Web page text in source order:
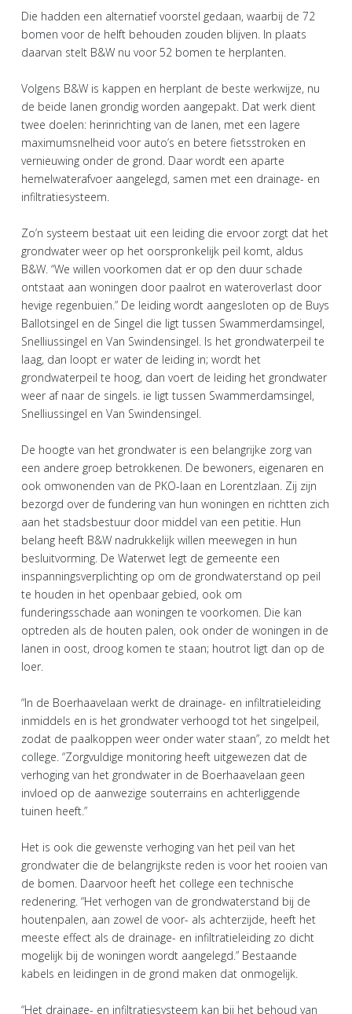
Die hadden een alternatief voorstel gedaan, waarbij de 72
bomen voor de helft behouden zouden blijven. In plaats
daarvan stelt B&W nu voor 52 bomen te herplanten.
Volgens B&W is kappen en herplant de beste werkwijze, nu
de beide lanen grondig worden aangepakt. Dat werk dient
twee doelen: herinrichting van de lanen, met een lagere
maximumsnelheid voor auto’s en betere fietsstroken en
vernieuwing onder de grond. Daar wordt een aparte
hemelwaterafvoer aangelegd, samen met een drainage- en
infiltratiesysteem.
Zo’n systeem bestaat uit een leiding die ervoor zorgt dat het
grondwater weer op het oorspronkelijk peil komt, aldus
B&W. “We willen voorkomen dat er op den duur schade
ontstaat aan woningen door paalrot en wateroverlast door
hevige regenbuien.” De leiding wordt aangesloten op de Buys
Ballotsingel en de Singel die ligt tussen Swammerdamsingel,
Snelliussingel en Van Swindensingel. Is het grondwaterpeil te
laag, dan loopt er water de leiding in; wordt het
grondwaterpeil te hoog, dan voert de leiding het grondwater
weer af naar de singels. ie ligt tussen Swammerdamsingel,
Snelliussingel en Van Swindensingel.
De hoogte van het grondwater is een belangrijke zorg van
een andere groep betrokkenen. De bewoners, eigenaren en
ook omwonenden van de PKO-laan en Lorentzlaan. Zij zijn
bezorgd over de fundering van hun woningen en richtten zich
aan het stadsbestuur door middel van een petitie. Hun
belang heeft B&W nadrukkelijk willen meewegen in hun
besluitvorming. De Waterwet legt de gemeente een
inspanningsverplichting op om de grondwaterstand op peil
te houden in het openbaar gebied, ook om
funderingsschade aan woningen te voorkomen. Die kan
optreden als de houten palen, ook onder de woningen in de
lanen in oost, droog komen te staan; houtrot ligt dan op de
loer.
“In de Boerhaavelaan werkt de drainage- en infiltratieleiding
inmiddels en is het grondwater verhoogd tot het singelpeil,
zodat de paalkoppen weer onder water staan”, zo meldt het
college. “Zorgvuldige monitoring heeft uitgewezen dat de
verhoging van het grondwater in de Boerhaavelaan geen
invloed op de aanwezige souterrains en achterliggende
tuinen heeft.”
Het is ook die gewenste verhoging van het peil van het
grondwater die de belangrijkste reden is voor het rooien van
de bomen. Daarvoor heeft het college een technische
redenering. “Het verhogen van de grondwaterstand bij de
houtenpalen, aan zowel de voor- als achterzijde, heeft het
meeste effect als de drainage- en infiltratieleiding zo dicht
mogelijk bij de woningen wordt aangelegd.” Bestaande
kabels en leidingen in de grond maken dat onmogelijk.
“Het drainage- en infiltratiesysteem kan bij het behoud van